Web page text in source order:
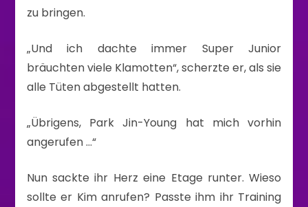
zu bringen.
„Und ich dachte immer Super Junior
bräuchten viele Klamotten“, scherzte er, als sie
alle Tüten abgestellt hatten.
„Übrigens, Park Jin-Young hat mich vorhin
angerufen …“
Nun sackte ihr Herz eine Etage runter. Wieso
sollte er Kim anrufen? Passte ihm ihr Training